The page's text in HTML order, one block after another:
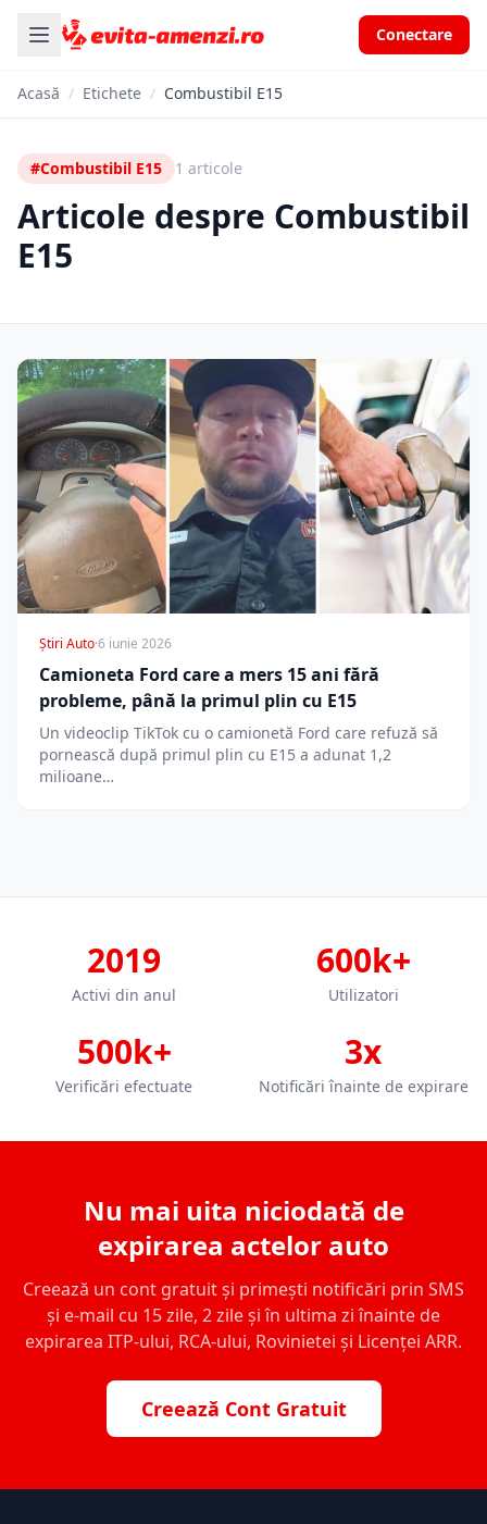
Conectare
Acasă / Etichete / Combustibil E15
#Combustibil E15 1 articole
Articole despre Combustibil
E15
Știri Auto·6 iunie 2026
Camioneta Ford care a mers 15 ani fără
probleme, până la primul plin cu E15
Un videoclip TikTok cu o camionetă Ford care refuză să
pornească după primul plin cu E15 a adunat 1,2
milioane…
2019
Activi din anul
600k+
Utilizatori
500k+
Verificări efectuate
3x
Notificări înainte de expirare
Nu mai uita niciodată de
expirarea actelor auto
Creează un cont gratuit și primești notificări prin SMS
și e-mail cu 15 zile, 2 zile și în ultima zi înainte de
expirarea ITP-ului, RCA-ului, Rovinietei și Licenței ARR.
Creează Cont Gratuit